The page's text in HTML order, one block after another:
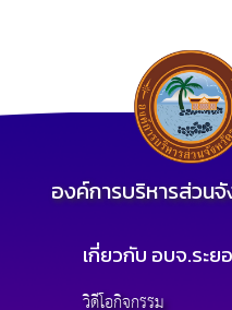
องค์การบริหารส่วน
เกี่ยวกับ อบจ.ระย
วิดีโอกิจกรรม